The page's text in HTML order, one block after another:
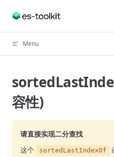
Skip to content
Menu
容性)
请直接实现二分查找
这个
sortedLastIndexOf